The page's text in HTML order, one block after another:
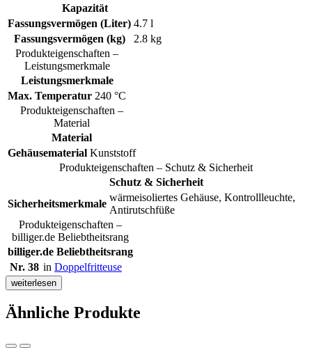
Kapazität
Fassungsvermögen (Liter) 4.7 l
Fassungsvermögen (kg)
2.8 kg
Produkteigenschaften –
Leistungsmerkmale
Leistungsmerkmale
Max. Temperatur 240 °C
Produkteigenschaften –
Material
Material
Gehäusematerial Kunststoff
Produkteigenschaften – Schutz & Sicherheit
Schutz & Sicherheit
Sicherheitsmerkmale
wärmeisoliertes Gehäuse, Kontrollleuchte,
Antirutschfüße
Produkteigenschaften –
billiger.de Beliebtheitsrang
billiger.de Beliebtheitsrang
Nr. 38 in Doppelfritteuse
weiterlesen
Ähnliche Produkte